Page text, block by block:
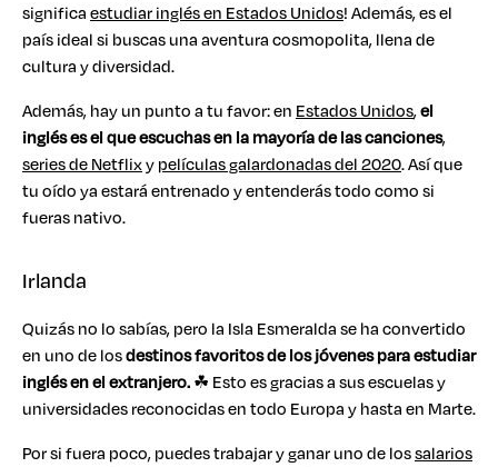
significaestudiar inglés en Estados Unidos! Además, es el
país ideal si buscas una aventura cosmopolita, llena de
cultura y diversidad.
Además, hay un punto a tu favor: en Estados Unidos,el
inglés es el que escuchas en la mayoría de las canciones,
series de Netflixypelículas galardonadas del 2020. Así que
tu oído ya estará entrenado y entenderás todo como si
fueras nativo.
Irlanda
Quizás no lo sabías, pero la Isla Esmeralda se ha convertido
en uno de losdestinos favoritos de los jóvenes para estudiar
inglés en el extranjero.☘ Esto es gracias a sus escuelas y
universidades reconocidas en todo Europa y hasta en Marte.
Por si fuera poco, puedes trabajar y ganar uno de lossalarios